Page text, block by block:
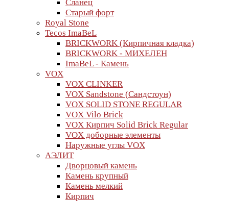
Сланец
Старый форт
Royal Stone
Tecos ImaBeL
BRICKWORK (Кирпичная кладка)
BRICKWORK - МИХЕЛЕН
ImaBeL - Камень
VOX
VOX CLINKER
VOX Sandstone (Сандстоун)
VOX SOLID STONE REGULAR
VOX Vilo Brick
VOX Кирпич Solid Brick Regular
VOX доборные элементы
Наружные углы VOX
АЭЛИТ
Дворцовый камень
Камень крупный
Камень мелкий
Кирпич